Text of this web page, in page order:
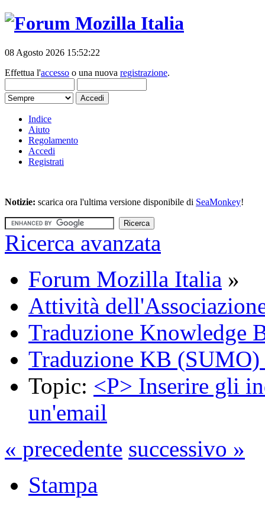
08 Agosto 2026 15:52:22
Effettua l'accesso o una nuova registrazione.
Indice
Aiuto
Regolamento
Accedi
Registrati
Notizie: scarica ora l'ultima versione disponibile di SeaMonkey!
Ricerca avanzata
Forum Mozilla Italia »
Attività
Traduzione Knowledge
Traduzione KB
Topic: <P> Inserire gli
un'email
« precedente successivo »
Stampa